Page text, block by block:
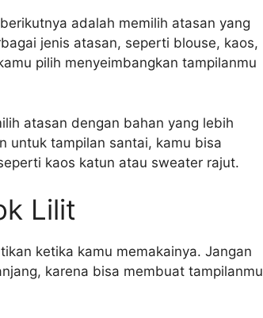
adalah memilih atasan yang
jenis atasan, seperti blouse, kaos,
pilih menyeimbangkan tampilanmu
atasan dengan bahan yang lebih
untuk tampilan santai, kamu bisa
kaos katun atau sweater rajut.
Lilit
ketika kamu memakainya. Jangan
karena bisa membuat tampilanmu